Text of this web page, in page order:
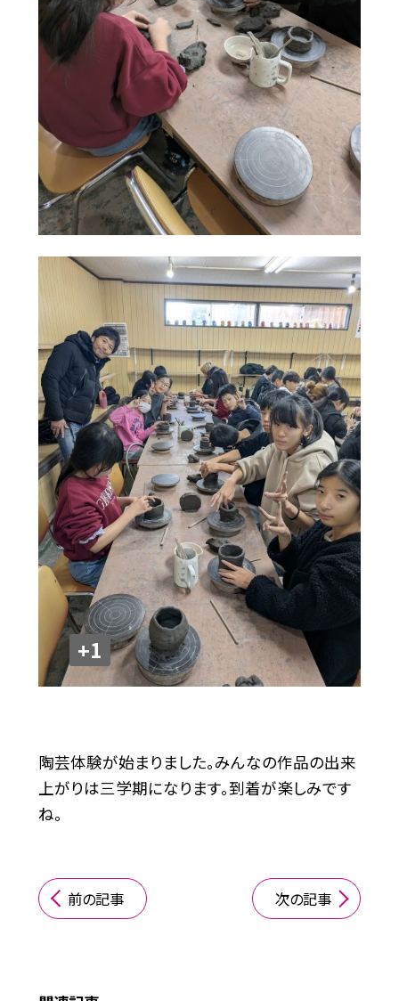
+1
陶芸体験が始まりました。みんなの作品の出来
上がりは三学期になります。到着が楽しみです
ね。
前の記事 次の記事